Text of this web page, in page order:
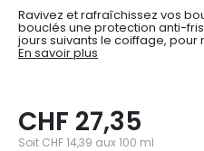
Ravivez et rafraîchissez vos
bouclés une protection anti-
jours suivants le coiffage,
En savoir plus
CHF 27,35
Soit CHF 14,39 aux 100 ml